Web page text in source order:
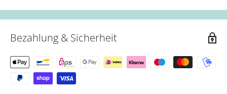
Bezahlung & Sicherheit